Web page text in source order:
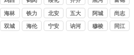
哈尔
海林 铁力 北安
五大
连池
阿城 尚志
双城 海伦 宁安 讷河 穆棱 同江